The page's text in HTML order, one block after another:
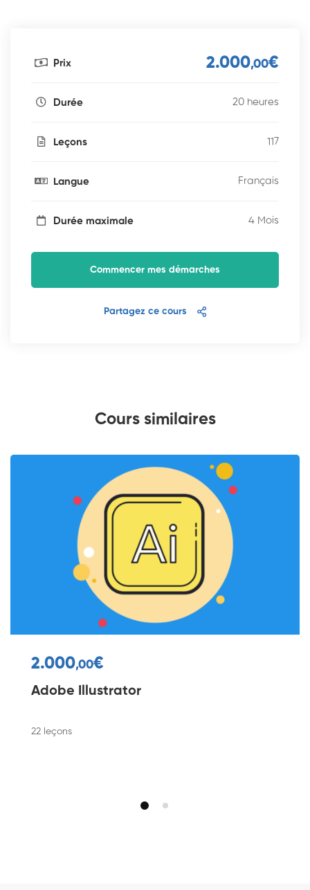
Prix 2.000,00€
Durée 20 heures
Leçons 117
Langue Français
Durée maximale 4 Mois
Commencer mes démarches
Partagez ce cours
Cours similaires
2.000,00€
Adobe Illustrator
22 leçons